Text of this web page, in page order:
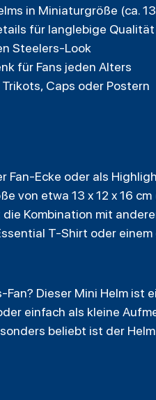
in Miniaturgröße (ca.
für langlebige Qualität
Steelers-Look
für Fans jeden Alters
Caps oder Postern
Fan-Ecke oder als
von etwa 13 x 12 x 16
Kombination mit
T-Shirt oder
Dieser Mini Helm ist
einfach als kleine
beliebt ist der